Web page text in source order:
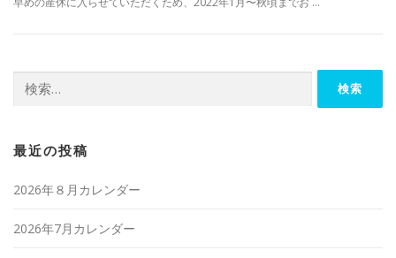
索:
最近の投稿
2026年８月カレンダー
2026年7月カレンダー